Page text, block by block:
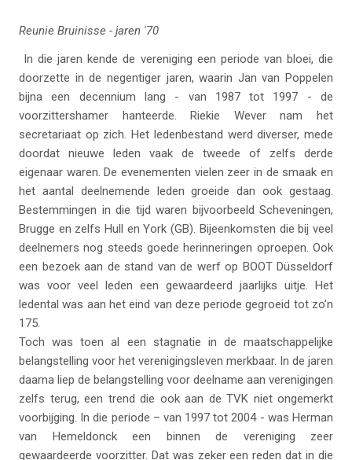
Reunie Bruinisse - jaren '70
In die jaren kende de vereniging een periode van bloei, die
doorzette in de negentiger jaren, waarin Jan van Poppelen
bijna een decennium lang - van 1987 tot 1997 - de
voorzittershamer hanteerde. Riekie Wever nam het
secretariaat op zich. Het ledenbestand werd diverser, mede
doordat nieuwe leden vaak de tweede of zelfs derde
eigenaar waren. De evenementen vielen zeer in de smaak en
het aantal deelnemende leden groeide dan ook gestaag.
Bestemmingen in die tijd waren bijvoorbeeld Scheveningen,
Brugge en zelfs Hull en York (GB). Bijeenkomsten die bij veel
deelnemers nog steeds goede herinneringen oproepen. Ook
een bezoek aan de stand van de werf op BOOT Düsseldorf
was voor veel leden een gewaardeerd jaarlijks uitje. Het
ledental was aan het eind van deze periode gegroeid tot zo’n
175.
Toch was toen al een stagnatie in de maatschappelijke
belangstelling voor het verenigingsleven merkbaar. In de jaren
daarna liep de belangstelling voor deelname aan verenigingen
zelfs terug, een trend die ook aan de TVK niet ongemerkt
voorbijging. In die periode – van 1997 tot 2004 - was Herman
van Hemeldonck een binnen de vereniging zeer
gewaardeerde voorzitter. Dat was zeker een reden dat in die